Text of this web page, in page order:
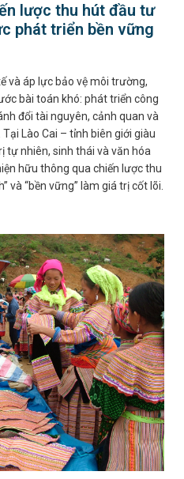
lược thu hút đầu tư
phát triển bền vững
và áp lực bảo vệ môi trường,
bài toán khó: phát triển công
đổi tài nguyên, cảnh quan và
Lào Cai – tỉnh biên giới giàu
tự nhiên, sinh thái và văn hóa
hữu thông qua chiến lược thu
và “bền vững” làm giá trị cốt lõi.